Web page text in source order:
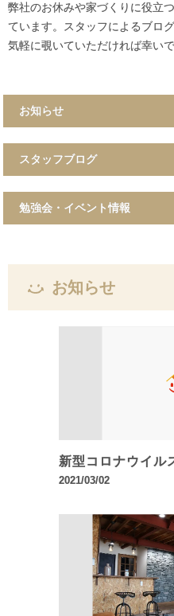
弊社のお休みや家づくりに役立
ています。スタッフによるブロ
気軽に覗いていただければ幸いで
お知らせ
スタッフブログ
勉強会・イベント情報
お知らせ
新型コロナウイル
2021/03/02